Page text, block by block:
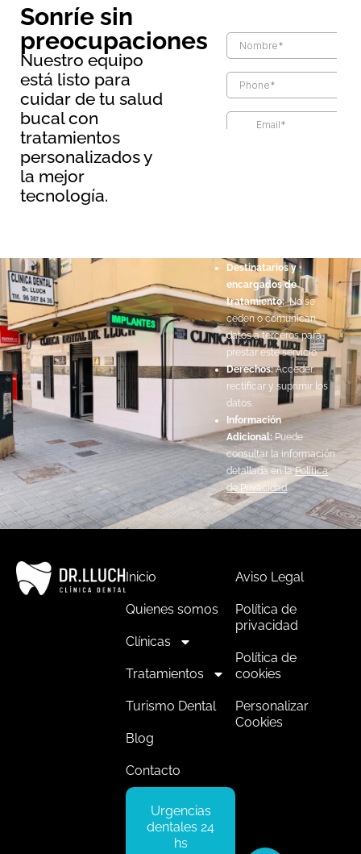
Destinatarios y
encargados de
tratamiento:No se
ceden o comunican
datos a terceros para
prestar este servicio.
Derechos:Acceder,
rectificar y suprimir los
datos.
Información
Adicional: Puede
consultar la información
detallada en laPolítica
de Privacidad.
Sonríe sin
preocupaciones
Nuestro equipo
está listo para
cuidar de tu salud
bucal con
tratamientos
personalizados y
la mejor
tecnología.
Inicio
Quienes somos
Clínicas
Tratamientos
Turismo Dental
Blog
Contacto
Urgencias
dentales 24
hs
Aviso Legal
Política de
privacidad
Política de
cookies
Personalizar
Cookies